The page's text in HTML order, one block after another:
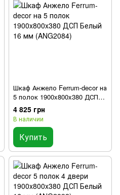
Шкаф Анжело Ferrum-decor на
5 полок 1900x800x380 ДСП
Белый 16 мм (ANG2084)
4 825 грн
В наличии
Купить